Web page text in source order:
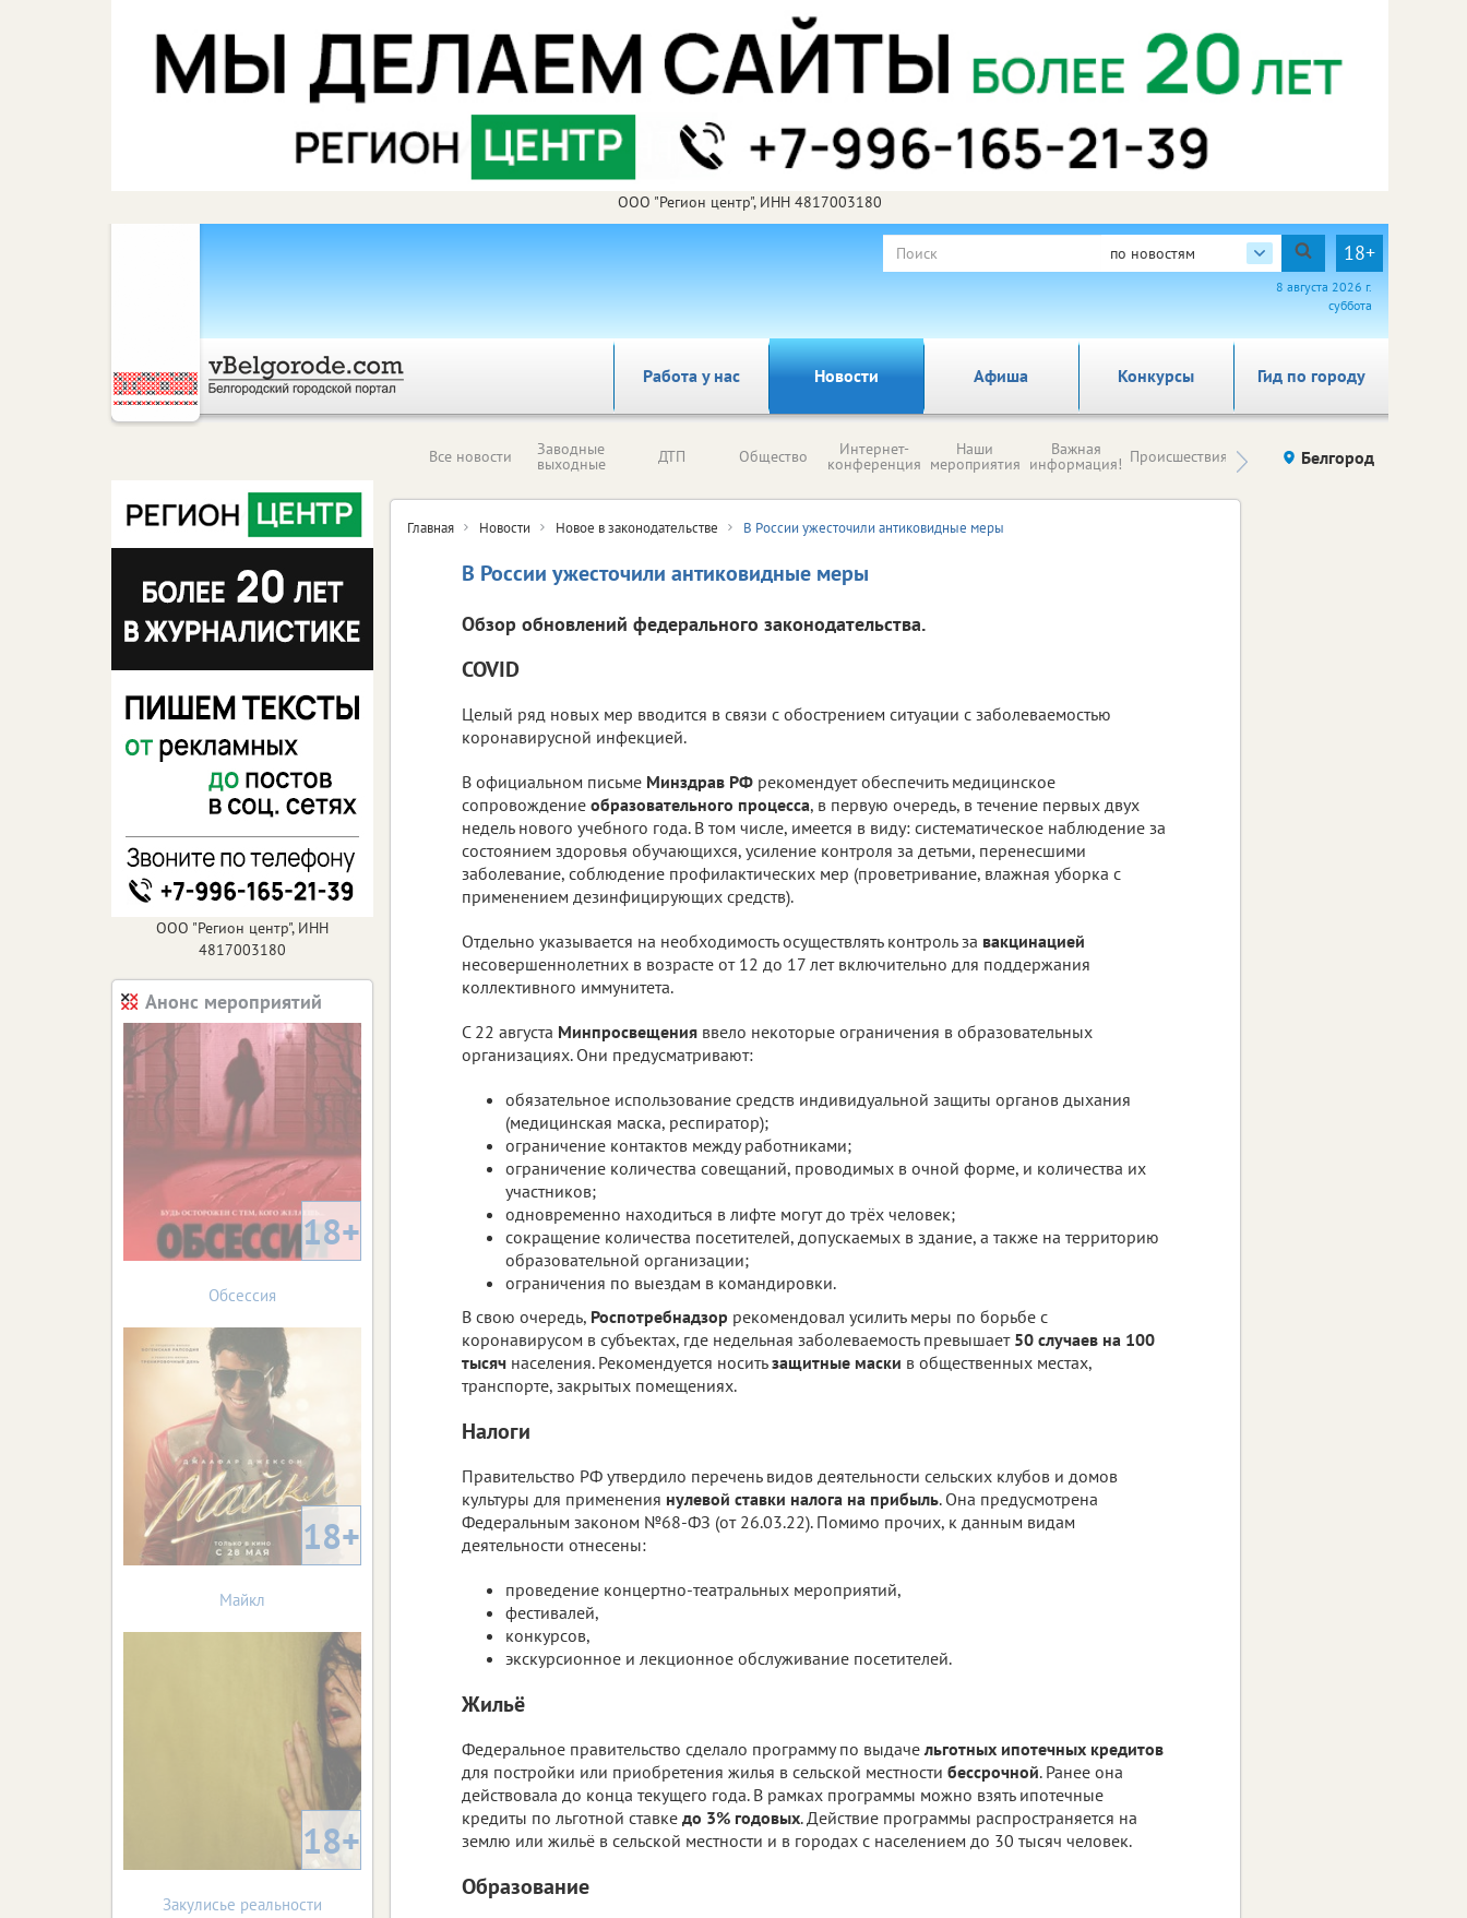
ООО "Регион центр", ИНН 4817003180
по новостям 18+
8 августа 2026 г.
суббота
Работа у нас Новости Афиша Гид по городу
Конкурсы
Все новости Заводные
выходные ДТП Общество Интернет-
конференция
Наши
мероприятия
Важная
информация! Происшествия Здоровье компаний (на
правах
Белгород
Главная Новости Новое в законодательстве В России ужесточили антиковидные меры
В России ужесточили антиковидные меры
Обзор обновлений федерального законодательства.
COVID
Целый ряд новых мер вводится в связи с обострением ситуации с заболеваемостью
коронавирусной инфекцией.
В официальном письме Минздрав РФ рекомендует обеспечить медицинское
сопровождение образовательного процесса, в первую очередь, в течение первых двух
недель нового учебного года. В том числе, имеется в виду: систематическое наблюдение за
состоянием здоровья обучающихся, усиление контроля за детьми, перенесшими
заболевание, соблюдение профилактических мер (проветривание, влажная уборка с
применением дезинфицирующих средств).
Отдельно указывается на необходимость осуществлять контроль за вакцинацией
несовершеннолетних в возрасте от 12 до 17 лет включительно для поддержания
коллективного иммунитета.
С 22 августа Минпросвещения ввело некоторые ограничения в образовательных
организациях. Они предусматривают:
обязательное использование средств индивидуальной защиты органов дыхания
(медицинская маска, респиратор);
ограничение контактов между работниками;
ограничение количества совещаний, проводимых в очной форме, и количества их
участников;
одновременно находиться в лифте могут до трёх человек;
сокращение количества посетителей, допускаемых в здание, а также на территорию
образовательной организации;
ограничения по выездам в командировки.
В свою очередь, Роспотребнадзор рекомендовал усилить меры по борьбе с
коронавирусом в субъектах, где недельная заболеваемость превышает 50 случаев на 100
тысяч населения. Рекомендуется носитьзащитные маски в общественных местах,
транспорте, закрытых помещениях.
Налоги
Правительство РФ утвердило перечень видов деятельности сельских клубов и домов
культуры для применения нулевой ставки налога на прибыль. Она предусмотрена
Федеральным законом №68-ФЗ (от 26.03.22). Помимо прочих, к данным видам
деятельности отнесены:
проведение концертно-театральных мероприятий,
фестивалей,
конкурсов,
экскурсионное и лекционное обслуживание посетителей.
Жильё
Федеральное правительство сделало программу по выдаче льготных ипотечных кредитов
для постройки или приобретения жилья в сельской местности бессрочной. Ранее она
действовала до конца текущего года. В рамках программы можно взять ипотечные
кредиты по льготной ставке до 3% годовых. Действие программы распространяется на
землю или жильё в сельской местности и в городах с населением до 30 тысяч человек.
Образование
ООО "Регион центр", ИНН
4817003180
Анонс мероприятий
18+
Обсессия
18+
Майкл
18+
Закулисье реальности